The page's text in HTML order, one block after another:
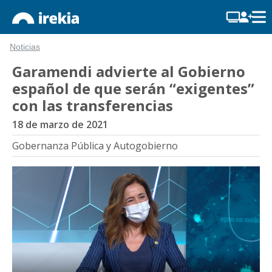
Noticias
Garamendi advierte al Gobierno
español de que serán “exigentes”
con las transferencias
18 de marzo de 2021
Gobernanza Pública y Autogobierno